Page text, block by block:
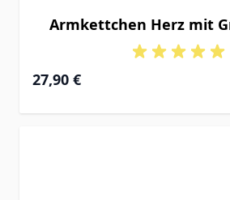
Armkettchen Herz mit
27,90 €